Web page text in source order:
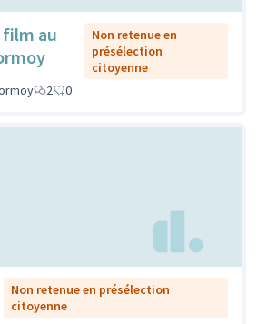
au
Non retenue en
présélection
citoyenne
2 0
Non retenue en présélection
citoyenne